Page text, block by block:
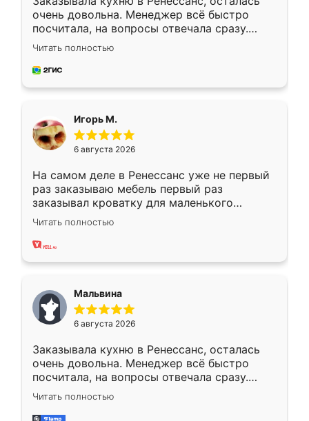
очень довольна. Менеджер всё быстро
посчитала, на вопросы отвечала сразу.
Замерщик приехал в субботу, подошёл к
делу со всей ответственностью. Собрали
за день, ребята работали аккуратно, даже
Читать полностью
Игорь М.
6 августа 2026
На самом деле в Ренессанс уже не первый
раз заказываю мебель первый раз
заказывал кроватку для маленького
ребёнка при его рождении ,во второй раз
заказал шкаф-купе. По качеству очень
хорошее сборка достаточно быстрая,
меньше, здесь же он более разнообразный.
Мне нравится ,если что-то потребуется из
мебели буду заказывать только здесь.
Читать полностью
Мальвина
6 августа 2026
Заказывала кухню в Ренессанс, осталась
очень довольна. Менеджер всё быстро
посчитала, на вопросы отвечала сразу.
Замерщик приехал в субботу, подошёл к
делу со всей ответственностью. Собрали
за день, ребята работали аккуратно, даже
Читать полностью